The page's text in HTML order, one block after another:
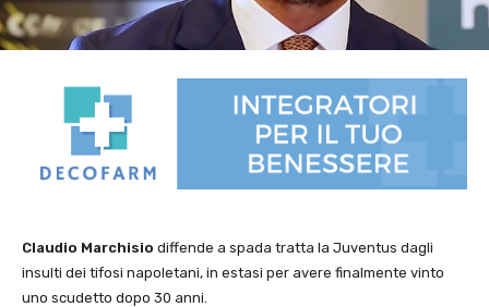
Claudio Marchisio diffende a spada tratta la Juventus dagli
insulti dei tifosi napoletani, in estasi per avere finalmente vinto
uno scudetto dopo 30 anni.